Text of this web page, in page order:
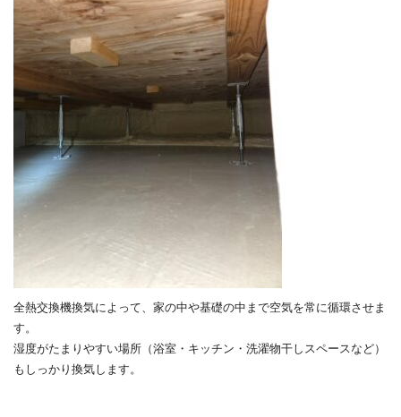
全熱交換機換気によって、家の中や基礎の中まで空気を常に循環させま
す。
湿度がたまりやすい場所（浴室・キッチン・洗濯物干しスペースなど）
もしっかり換気します。